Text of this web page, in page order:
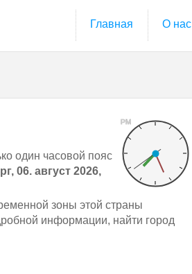
Главная О нас
PM
один часовой пояс
06. август 2026,
зоны этой страны
информации, найти город